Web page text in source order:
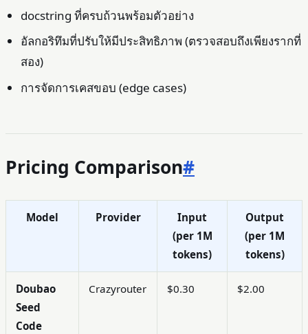
docstring ที่ครบถ้วนพร้อมตัวอย่าง
อัลกอริทึมที่ปรับให้มีประสิทธิภาพ (ตรวจสอบถึงเพียงรากที่
สอง)
การจัดการเคสขอบ (edge cases)
Pricing Comparison#
Model Provider
Input
(per 1M
tokens)
Output
(per 1M
tokens)
Doubao
Seed
Code
Crazyrouter $0.30 $2.00